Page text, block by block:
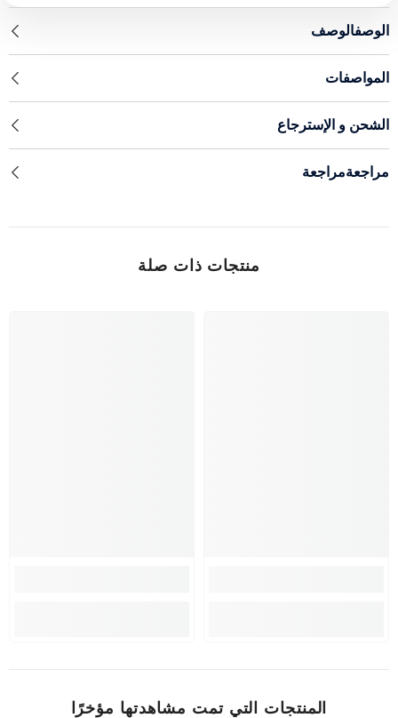
الوصفالوصف
المواصفات
الشحن و الإسترجاع
مراجعةمراجعة
منتجات ذات صلة
المنتجات التي تمت مشاهدتها مؤخرًا